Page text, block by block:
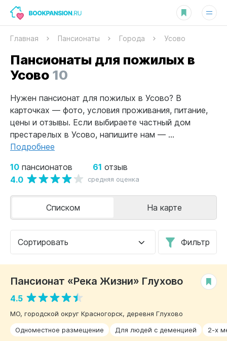
Главная Пансионаты Города Усово
Пансионаты для пожилых в
Усово10
Нужен пансионат для пожилых в Усово? В
карточках — фото, условия проживания, питание,
цены и отзывы. Если выбираете частный дом
престарелых в Усово, напишите нам — ...
Подробнее
10 пансионатов 61 отзыв
4.0 средняя оценка
Сортировать Фильтр
Списком На карте
Пансионат «Река Жизни» Глухово
4.5
МО, городской округ Красногорск, деревня Глухово
Одноместное размещение
Для людей с деменцией 2-х